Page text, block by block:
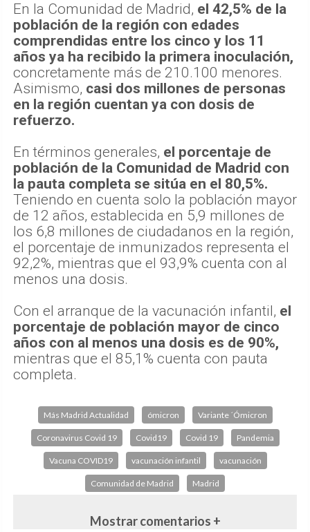
En la Comunidad de Madrid, el 42,5% de la
población de la región con edades
comprendidas entre los cinco y los 11
años ya ha recibido la primera inoculación,
concretamente más de 210.100 menores.
Asimismo, casi dos millones de personas
en la región cuentan ya con dosis de
refuerzo.
En términos generales, el porcentaje de
población de la Comunidad de Madrid con
la pauta completa se sitúa en el 80,5%.
Teniendo en cuenta solo la población mayor
de 12 años, establecida en 5,9 millones de
los 6,8 millones de ciudadanos en la región,
el porcentaje de inmunizados representa el
92,2%, mientras que el 93,9% cuenta con al
menos una dosis.
Con el arranque de la vacunación infantil, el
porcentaje de población mayor de cinco
años con al menos una dosis es de 90%,
mientras que el 85,1% cuenta con pauta
completa.
Más Madrid Actualidad ómicron Variante ´Ómicron
Coronavirus Covid 19 Covid19 Covid 19 Pandemia
Vacuna COVID19 vacunación infantil vacunación
Comunidad de Madrid Madrid
Mostrar comentarios +